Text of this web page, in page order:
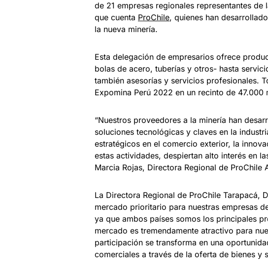
de 21 empresas regionales representantes
que cuenta ProChile, quienes han
la nueva minería.
Esta delegación de empresarios ofrece
bolas de acero, tuberías y otros- hasta
también asesorías y servicios profesionales.
Expomina Perú 2022 en un recinto de
“Nuestros proveedores a la minería han
soluciones tecnológicas y claves en la
estratégicos en el comercio exterior, la
estas actividades, despiertan alto interés en
Marcia Rojas, Directora Regional de ProChile
La Directora Regional de ProChile Tarapacá,
mercado prioritario para nuestras empresas
ya que ambos países somos los principales
mercado es tremendamente atractivo para
participación se transforma en una
comerciales a través de la oferta de bienes y